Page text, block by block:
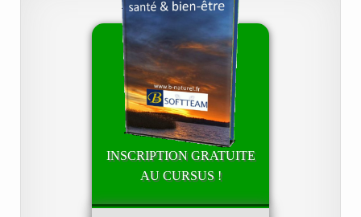
INSCRIPTION GRATUITE
AU CURSUS !